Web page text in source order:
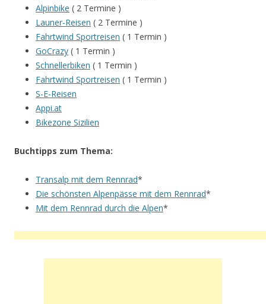
Alpinbike ( 2 Termine )
Launer-Reisen ( 2 Termine )
Fahrtwind Sportreisen ( 1 Termin )
GoCrazy ( 1 Termin )
Schnellerbiken ( 1 Termin )
Fahrtwind Sportreisen ( 1 Termin )
S-E-Reisen
Appi.at
Bikezone Sizilien
Buchtipps zum Thema:
Transalp mit dem Rennrad*
Die schönsten Alpenpässe mit dem Rennrad*
Mit dem Rennrad durch die Alpen*